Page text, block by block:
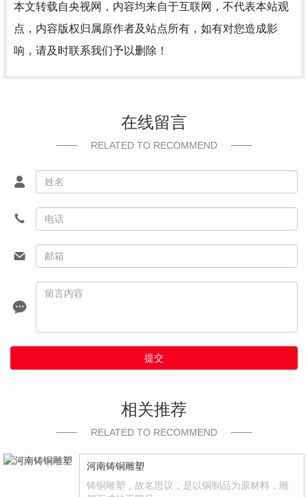
本文转载自央视网，内容均来自于互联网，不代表本站观
点，内容版权归属原作者及站点所有，如有对您造成影
响，请及时联系我们予以删除！
在线留言
RELATED TO RECOMMEND
提交
相关推荐
RELATED TO RECOMMEND
河南铸铜雕塑
铸铜雕塑，故名思议，是以铜制品为原材料，雕